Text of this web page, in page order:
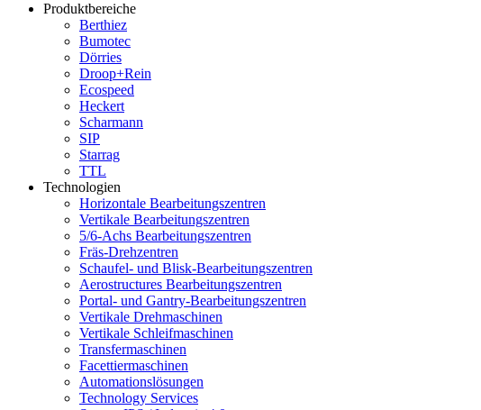
Produktbereiche
Berthiez
Bumotec
Dörries
Droop+Rein
Ecospeed
Heckert
Scharmann
SIP
Starrag
TTL
Technologien
Horizontale Bearbeitungszentren
Vertikale Bearbeitungszentren
5/6-Achs Bearbeitungszentren
Fräs-Drehzentren
Schaufel- und Blisk-Bearbeitungszentren
Aerostructures Bearbeitungszentren
Portal- und Gantry-Bearbeitungszentren
Vertikale Drehmaschinen
Vertikale Schleifmaschinen
Transfermaschinen
Facettiermaschinen
Automationslösungen
Technology Services